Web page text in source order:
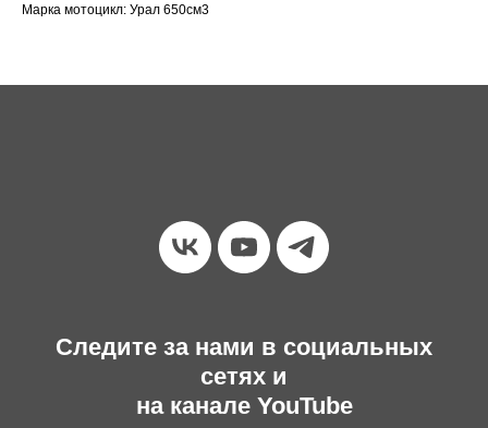
Марка мотоцикл: Урал 650см3
Следите за нами в социальных
сетях и
на канале YouTube